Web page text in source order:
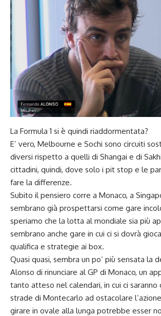
La Formula 1 si è quindi riaddormentata?
E’ vero, Melbourne e Sochi sono circuiti
diversi rispetto a quelli di Shangai e di
cittadini, quindi, dove solo i pit stop e le
fare la differenze.
Subito il pensiero corre a Monaco, a
sembrano già prospettarsi come gare
speriamo che la lotta al mondiale sia più
sembrano anche gare in cui ci si dovrà
qualifica e strategie ai box.
Quasi quasi, sembra un po’ più sensata la
Alonso di rinunciare al GP di Monaco, un
tanto atteso nel calendari, in cui ci
strade di Montecarlo ad ostacolare
girare in ovale alla lunga potrebbe esser